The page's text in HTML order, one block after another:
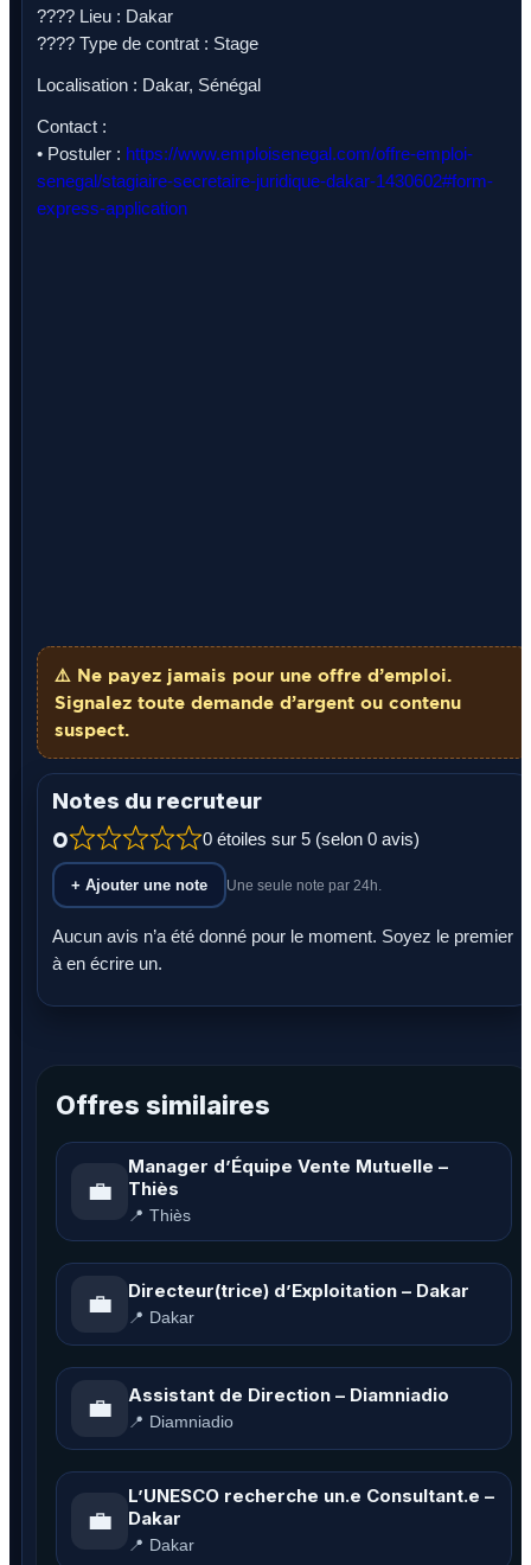
???? Lieu : Dakar
???? Type de contrat : Stage
Localisation : Dakar, Sénégal
Contact :
• Postuler : https://www.emploisenegal.com/offre-emploi-
senegal/stagiaire-secretaire-juridique-dakar-1430602#form-
express-application
⚠️ Ne payez jamais pour une offre d’emploi.
Signalez toute demande d’argent ou contenu
suspect.
Notes du recruteur
0 0 étoiles sur 5 (selon 0 avis)
+ Ajouter une note Une seule note par 24h.
Aucun avis n’a été donné pour le moment. Soyez le premier
à en écrire un.
Offres similaires
💼
Manager d’Équipe Vente Mutuelle –
Thiès
📍 Thiès
💼 Directeur(trice) d’Exploitation – Dakar
📍 Dakar
💼 Assistant de Direction – Diamniadio
📍 Diamniadio
💼
L’UNESCO recherche un.e Consultant.e –
Dakar
📍 Dakar